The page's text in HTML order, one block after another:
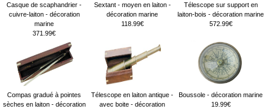
Casque de scaphandrier -
cuivre-laiton - décoration
marine
371.99€
Sextant - moyen en laiton -
décoration marine
118.99€
Télescope sur support en
laiton-bois - décoration marine
572.99€
Compas gradué à pointes
sèches en laiton - décoration
Télescope en laiton antique -
avec boite - décoration
Boussole - décoration marine
19.99€